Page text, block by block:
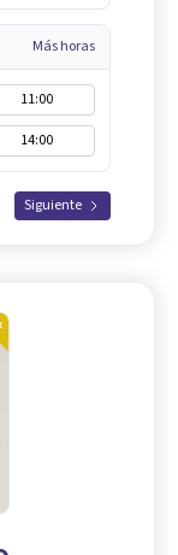
Más horas
11:00
14:00
Siguiente